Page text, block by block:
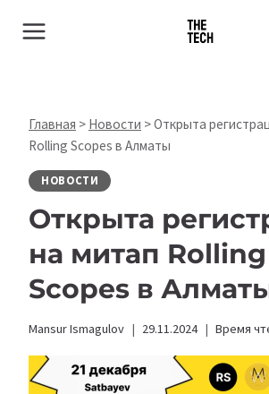
Главная > Новости >Открыта
Rolling Scopes в Алматы
НОВОСТИ
Открыта
на митап Rolling
Scopes в
Mansur Ismagulov 29.11.2024 Время